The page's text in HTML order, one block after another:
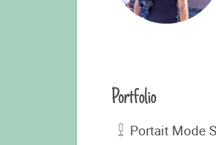
Portfolio
Portait Mode